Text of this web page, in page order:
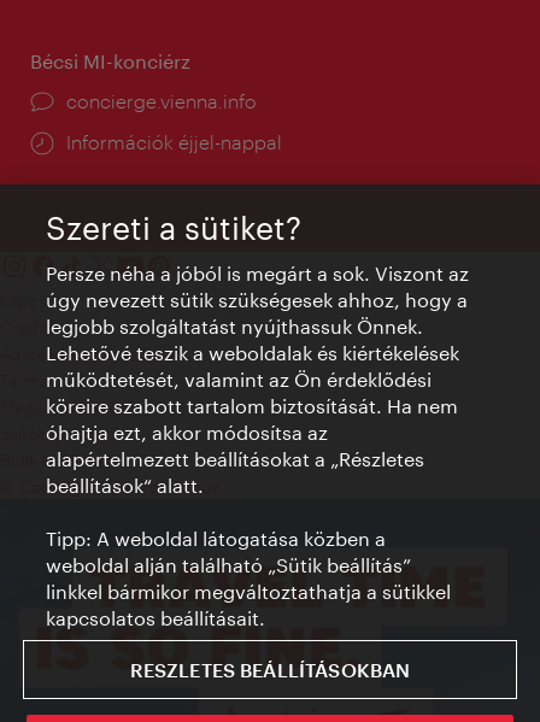
Bécsi MI-konciérz
concierge.vienna.info
Információk éjjel-nappal
Kapcsolat
Credits
Adatvédelmi nyilatkozat
Terms of Use
Megközelíthetőség
Sajtókapcsolat
Sütik beállítása
© Copyright WienTourismus
Szereti a sütiket?
Persze néha a jóból is megárt a sok. Viszont az
úgy nevezett sütik szükségesek ahhoz, hogy a
legjobb szolgáltatást nyújthassuk Önnek.
Lehetővé teszik a weboldalak és kiértékelések
működtetését, valamint az Ön érdeklődési
köreire szabott tartalom biztosítását. Ha nem
óhajtja ezt, akkor módosítsa az
alapértelmezett beállításokat a „Részletes
beállítások“ alatt.
Tipp: A weboldal látogatása közben a
weboldal alján található „Sütik beállítás”
linkkel bármikor megváltoztathatja a sütikkel
kapcsolatos beállításait.
RESZLETES BEÁLLÍTÁSOKBAN